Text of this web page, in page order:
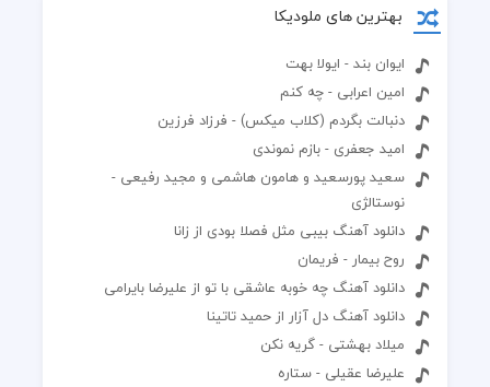
بهترین های ملودیکا
ایوان بند - ایولا بهت
امین اعرابی - چه کنم
دنبالت بگردم (کلاب میکس) - فرزاد فرزین
امید جعفری - بازم نموندی
سعید پورسعید و هامون هاشمی و مجید رفیعی -
نوستالژی
دانلود آهنگ بیبی مثل فصلا بودی از زانا
روح بیمار - فریمان
دانلود آهنگ چه خوبه عاشقی با تو از علیرضا بایرامی
دانلود آهنگ دل آزار از حمید تاتینا
میلاد بهشتی - گریه نکن
علیرضا عقیلی - ستاره